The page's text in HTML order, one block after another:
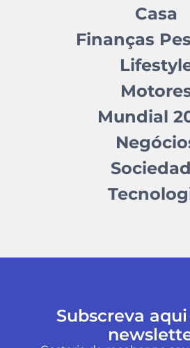
Casa
Finanças
Mundial
Subscreva aqui